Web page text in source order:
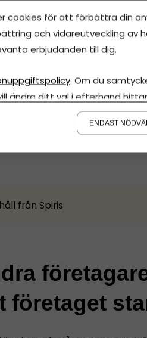
lurad ska visa att avtalet är
ingå det.
från Spiris
företaget
cookies för att förbättra din
och vidareutveckling av
erbjudanden till dig.
. Om du
vill ändra ditt val i efterhand
ENDAST